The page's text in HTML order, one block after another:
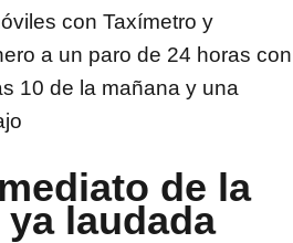
con Taxímetro y
a un paro de 24 horas con
10 de la mañana y una
de la
laudada